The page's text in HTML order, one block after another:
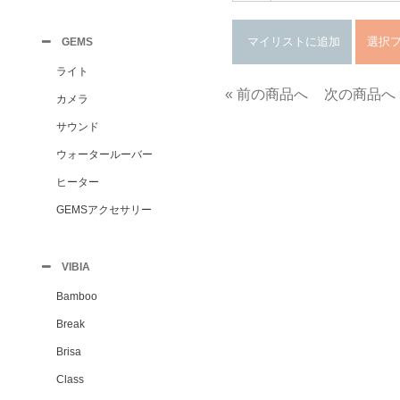
GEMS
ライト
カメラ
サウンド
ウォータールーバー
ヒーター
GEMSアクセサリー
VIBIA
Bamboo
Break
Brisa
Class
« 前の商品へ 次の商品へ